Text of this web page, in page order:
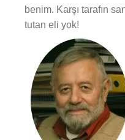
benim. Karşı tarafın
tutan eli yok!